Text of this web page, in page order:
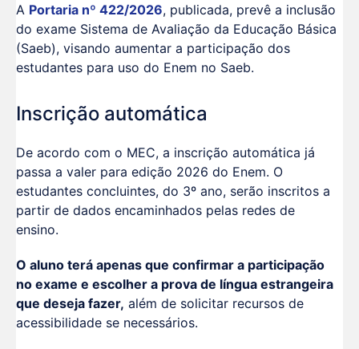
A Portaria nº 422/2026, publicada, prevê a inclusão
do exame Sistema de Avaliação da Educação Básica
(Saeb), visando aumentar a participação dos
estudantes para uso do Enem no Saeb.
Inscrição automática
De acordo com o MEC, a inscrição automática já
passa a valer para edição 2026 do Enem. O
estudantes concluintes, do 3º ano, serão inscritos a
partir de dados encaminhados pelas redes de
ensino.
O aluno terá apenas que confirmar a participação
no exame e escolher a prova de língua estrangeira
que deseja fazer, além de solicitar recursos de
acessibilidade se necessários.